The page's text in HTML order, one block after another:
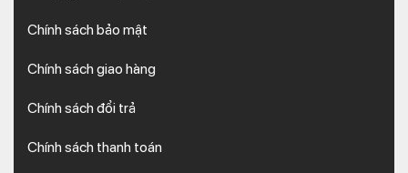
Chính sách bảo mật
Chính sách giao hàng
Chính sách đổi trả
Chính sách thanh toán